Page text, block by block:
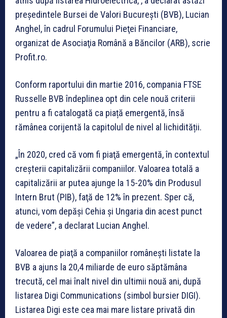
preşedintele Bursei de Valori Bucureşti (BVB), Lucian
Anghel, în cadrul Forumului Pieţei Financiare,
organizat de Asociaţia Română a Băncilor (ARB), scrie
Profit.ro.
Conform raportului din martie 2016, compania FTSE
Russelle BVB îndeplinea opt din cele nouă criterii
pentru a fi catalogată ca piață emergentă, însă
rămânea corijentă la capitolul de nivel al lichidității.
„În 2020, cred că vom fi piaţă emergentă, în contextul
creşterii capitalizării companiilor. Valoarea totală a
capitalizării ar putea ajunge la 15-20% din Produsul
Intern Brut (PIB), faţă de 12% în prezent. Sper că,
atunci, vom depăşi Cehia şi Ungaria din acest punct
de vedere”, a declarat Lucian Anghel.
Valoarea de piaţă a companiilor româneşti listate la
BVB a ajuns la 20,4 miliarde de euro săptămâna
trecută, cel mai înalt nivel din ultimii nouă ani, după
listarea Digi Communications (simbol bursier DIGI).
Listarea Digi este cea mai mare listare privată din